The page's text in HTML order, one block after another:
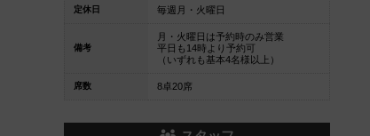
定休日 毎週月・火曜日
備考
月・火曜日は予約時のみ営業
平日も14時より予約可
（いずれも基本4名様以上）
席数 8卓20席